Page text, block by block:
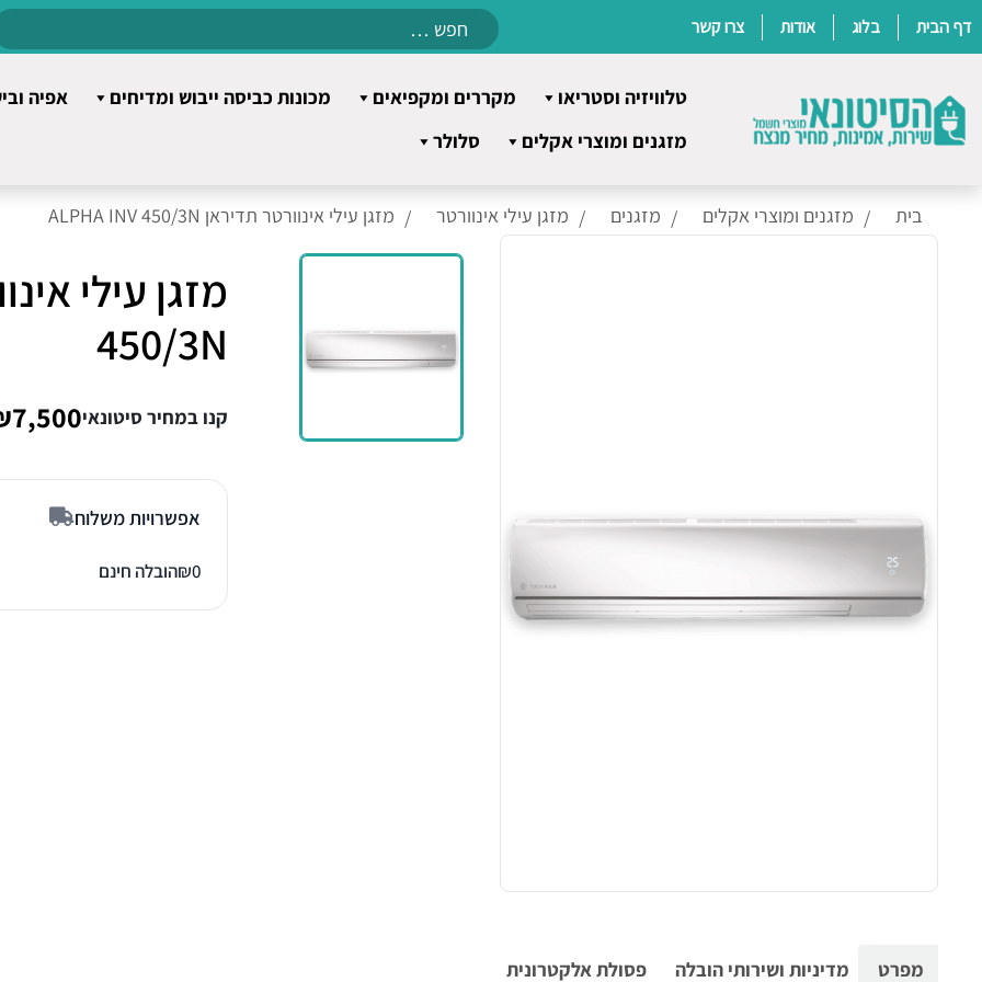
Skip
דף הבית בלוג אודות צרו קשר
Search
טלוויזיה וסטריאו מקררים ומקפיאים מכונות כביסה ייבוש ומדיחים אפיה
מזגנים ומוצרי אקלים
סלולר
בית מזגנים ומוצרי אקלים מזגנים מזגן עילי אינוורטר מזגן עילי אינוורטר תדיראן ALPHA INV 450/3N
450/3N
קנו במחיר סיטונאי
אפשרויות משלוח
₪0 הובלה חינם
מפרט מדיניות ושירותי הובלה פסולת אלקטרונית